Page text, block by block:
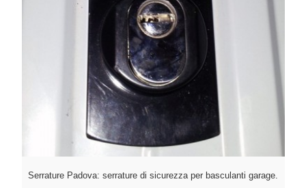
Serrature Padova: serrature di sicurezza per basculanti garage.